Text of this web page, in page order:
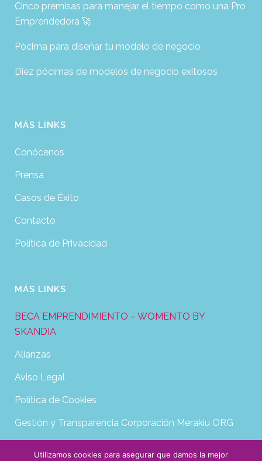
Cinco premisas para manejar el tiempo como una Pro
Emprendedora 🚀
Pócima para diseñar tu modelo de negocio
Diez pócimas de modelos de negocio exitosos
MÁS LINKS
Conócenos
Prensa
Casos de Éxito
Contacto
Política de Privacidad
MÁS LINKS
BECA EMPRENDIMIENTO – WOMENTO BY
SKANDIA
Alianzas
Aviso Legal
Política de Cookies
Gestión y Transparencia Corporación Merakiu ORG
Utilizamos cookies para asegurar que damos la mejor